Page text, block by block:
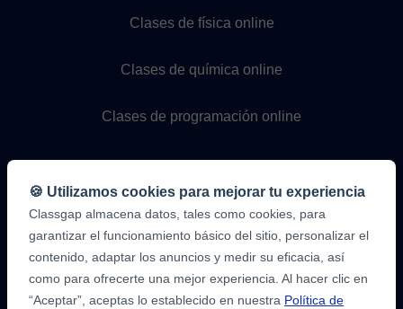
Clases de física online
Clases de química online
Clases de programación online
9,6/10
1.339.316
🍪 Utilizamos cookies para mejorar tu experiencia
Classgap almacena datos, tales como cookies, para
garantizar el funcionamiento básico del sitio, personalizar el
contenido, adaptar los anuncios y medir su eficacia, así
como para ofrecerte una mejor experiencia. Al hacer clic en
“Aceptar”, aceptas lo establecido en nuestra Política de